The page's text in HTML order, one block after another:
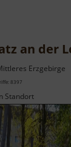
an der
Erzgebirge
8397
Standort